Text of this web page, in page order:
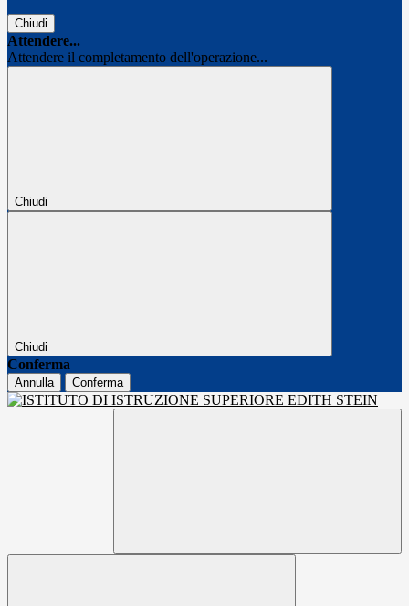
Chiudi
Attendere...
Attendere il completamento dell'operazione...
Chiudi
Chiudi
Conferma
Annulla Conferma